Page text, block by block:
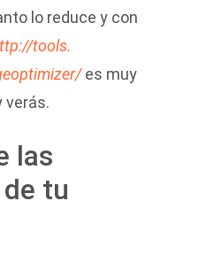
lo reduce y con
tools.
es muy
verás.
las
tu